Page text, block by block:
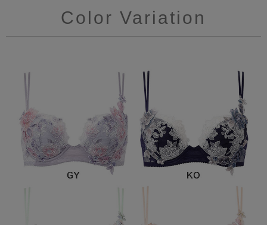
Color Variation